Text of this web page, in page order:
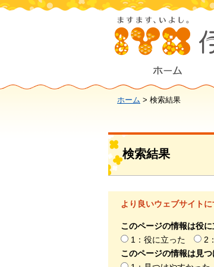
ホーム > 検索結果
検索結果
より良いウェブサイト
このページの情報は役
1：役に立った
2
このページの情報は見